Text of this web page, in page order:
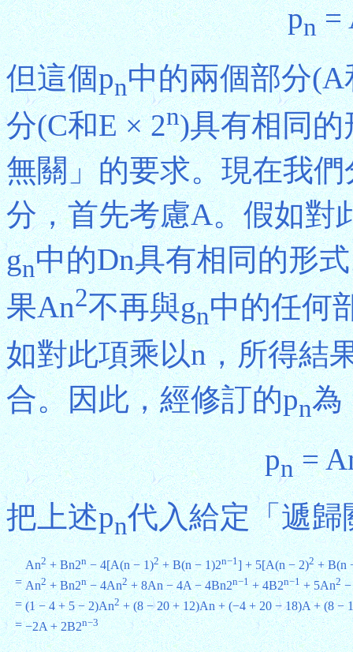
pn=
但這個pn中的兩個部分(A
分(C和E × 2n)具有相同的
無關」的要求。現在我
分，首先考慮A。假如對
gn中的Dn具有相同的形
果An2不再與gn中的任何
如對此項乘以n，所得結
合。因此，經修訂的pn為
pn=
把上述pn代入給定「遞
An2+ Bn2n− 4[A(n − 1)2+ B(n − 1)2n−1] + 5[A(n − 2)2+ B(n
= An2+ Bn2n− 4An2+ 8An − 4A − 4Bn2n−1+ 4B2n−1+ 5An2−
= (1 − 4 + 5 − 2)An2+ (8 − 20 + 12)An + (−4 + 20 − 18)A + (8 −
= −2A + 2B2n−3